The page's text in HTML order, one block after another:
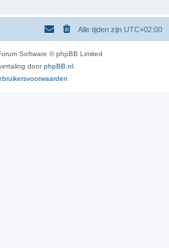
Alle tijden zijn UTC+02:00
Software © phpBB Limited
doorphpBB.nl